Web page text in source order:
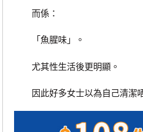
而係：
「魚腥味」。
尤其性生活後更明顯。
因此好多女士以為自己清潔唔